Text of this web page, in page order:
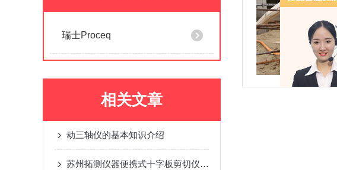
瑞士Proceq
相关文章
动三轴仪的基本知识介绍
苏州拓测仪器便携式十字板剪切仪说明书